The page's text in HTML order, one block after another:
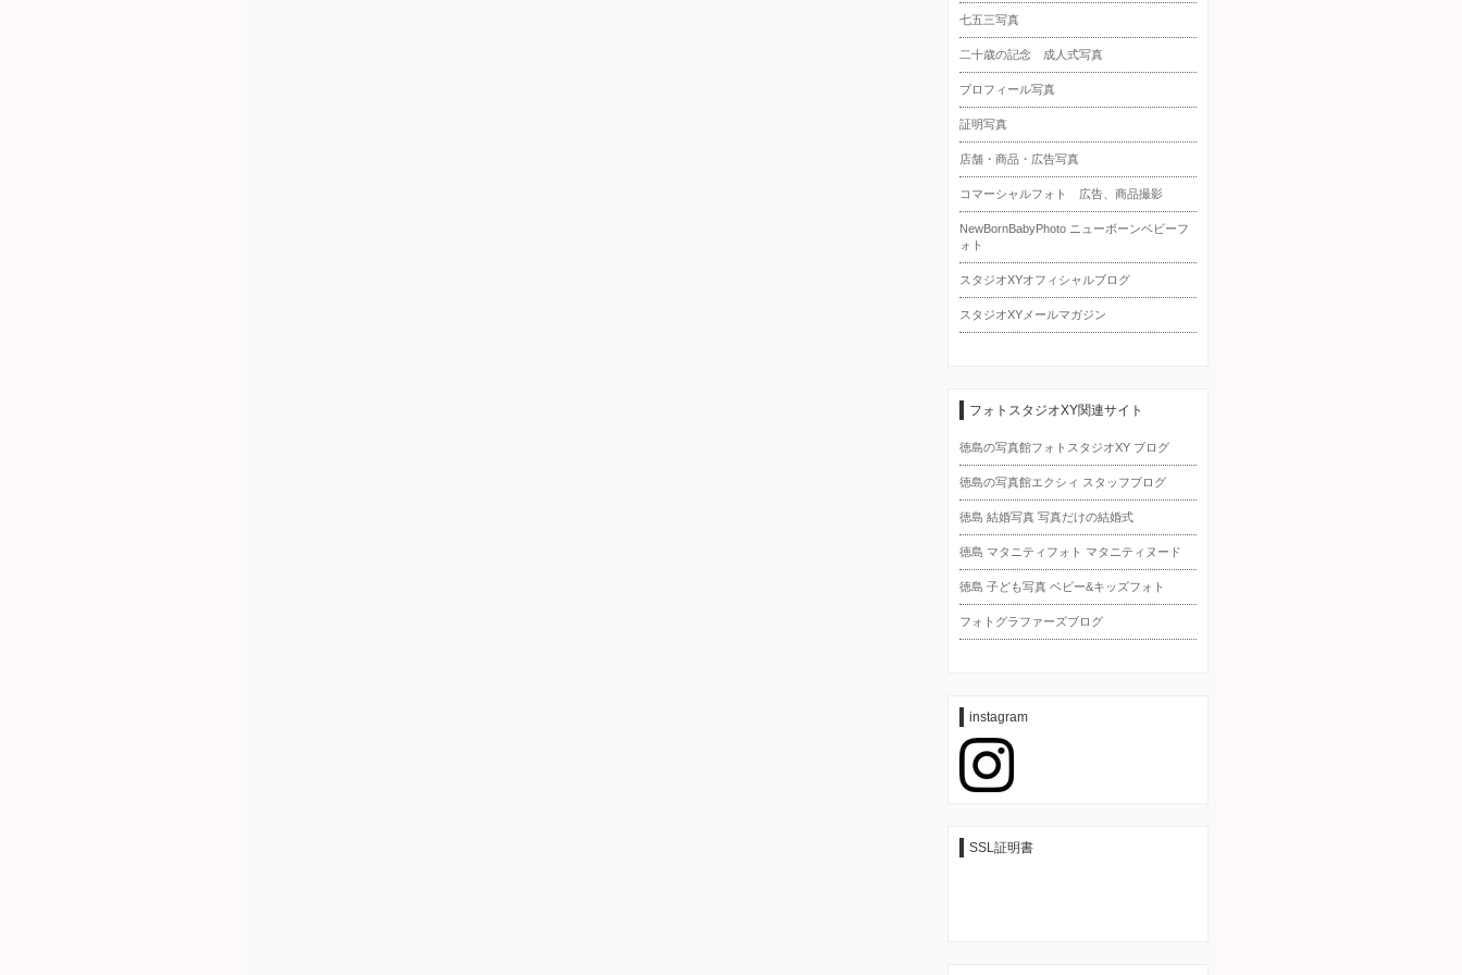
七五三写真
二十歳の記念 成人式写真
ブロフィール写真
証明写真
店舗・商品・広告写真
コマーシャルフォト 広告、商品撮影
NewBornBabyPhoto ニューボーンベビーフ
ォト
スタジオXYオフィシャルブログ
スタジオXYメールマガジン
フォトスタジオXY関連サイト
徳島の写真館フォトスタジオXY ブログ
徳島の写真館エクシィ スタッフブログ
徳島 結婚写真 写真だけの結婚式
徳島 マタニティフォト マタニティヌード
徳島 子ども写真 ベビー&キッズフォト
フォトグラファーズブログ
instagram
SSL証明書